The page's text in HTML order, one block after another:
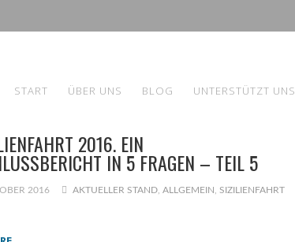
START ÜBER UNS BLOG UNTERSTÜTZT UNS
2016. EIN
IN 5 FRAGEN – TEIL 5
2016 AKTUELLER STAND ,ALLGEMEIN SIZILIENFAHRT